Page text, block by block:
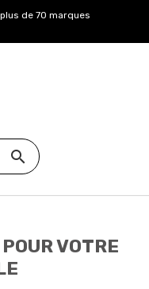
de 70 marques

VOTRE